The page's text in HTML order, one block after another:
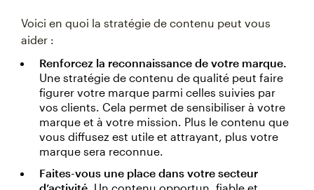
Voici en quoi la stratégie de contenu peut vous
aider :
Renforcez la reconnaissance de votre marque.
Une stratégie de contenu de qualité peut faire
figurer votre marque parmi celles suivies par
vos clients. Cela permet de sensibiliser à votre
marque et à votre mission. Plus le contenu que
vous diffusez est utile et attrayant, plus votre
marque sera reconnue.
Faites-vous une place dans votre secteur